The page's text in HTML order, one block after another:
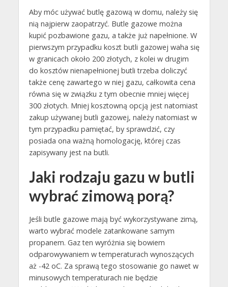
Aby móc używać butlę gazową w domu, należy się
nią najpierw zaopatrzyć. Butle gazowe można
kupić pozbawione gazu, a także już napełnione. W
pierwszym przypadku koszt butli gazowej waha się
w granicach około 200 złotych, z kolei w drugim
do kosztów nienapełnionej butli trzeba doliczyć
także cenę zawartego w niej gazu, całkowita cena
równa się w związku z tym obecnie mniej więcej
300 złotych. Mniej kosztowną opcją jest natomiast
zakup używanej butli gazowej, należy natomiast w
tym przypadku pamiętać, by sprawdzić, czy
posiada ona ważną homologację, której czas
zapisywany jest na butli.
Jaki rodzaju gazu w butli
wybrać zimową porą?
Jeśli butle gazowe mają być wykorzystywane zimą,
warto wybrać modele zatankowane samym
propanem. Gaz ten wyróżnia się bowiem
odparowywaniem w temperaturach wynoszących
aż -42 oC. Za sprawą tego stosowanie go nawet w
minusowych temperaturach nie będzie